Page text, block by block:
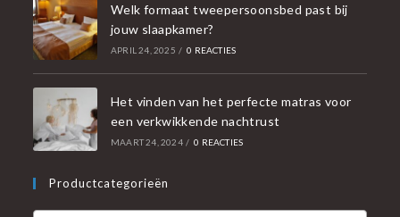
Welk formaat tweepersoonsbed past bij
jouw slaapkamer?
APRIL 24, 2025 / 0 REACTIES
Het vinden van het perfecte matras voor
een verkwikkende nachtrust
MAART 24, 2024 / 0 REACTIES
Productcategorieën